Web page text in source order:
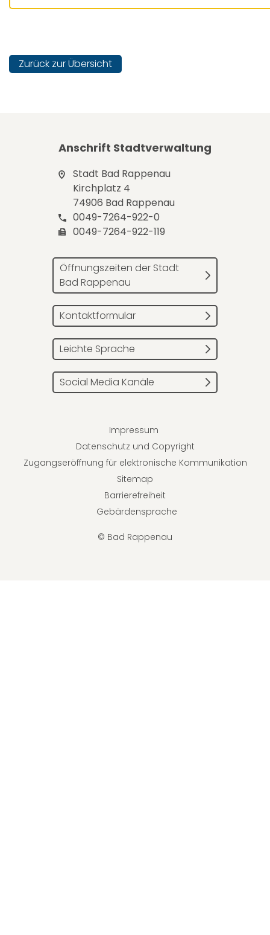
Zurück zur Übersicht
Anschrift Stadtverwaltung
Stadt Bad Rappenau
Kirchplatz 4
74906 Bad Rappenau
0049-7264-922-0
0049-7264-922-119
Öffnungszeiten der Stadt
Bad Rappenau
Kontaktformular
Leichte Sprache
Social Media Kanäle
© Bad Rappenau
Impressum
Datenschutz und Copyright
Zugangseröffnung für elektronische Kommunikation
Sitemap
Barrierefreiheit
Gebärdensprache